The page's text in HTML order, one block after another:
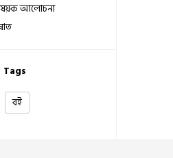
আলোচনা
বই